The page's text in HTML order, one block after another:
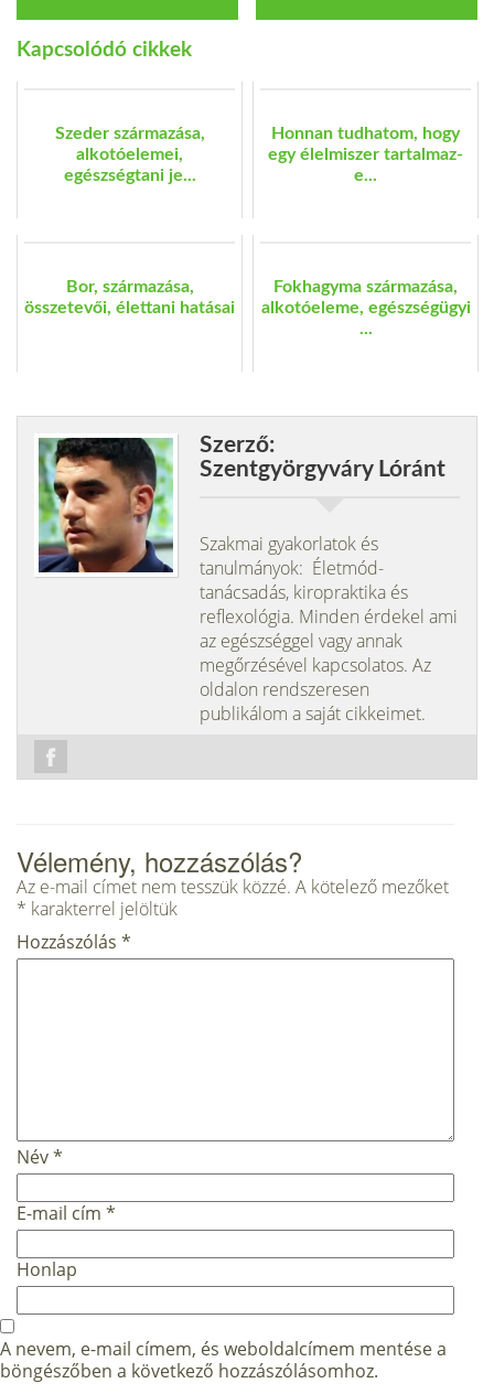
Kapcsolódó cikkek
Szeder származása,
alkotóelemei,
egészségtani je...
Honnan tudhatom, hogy
egy élelmiszer tartalmaz-
e...
Bor, származása,
összetevői, élettani hatásai
Fokhagyma származása,
alkotóeleme, egészségügyi
...
Szerző:
Szentgyörgyváry Lóránt
Szakmai gyakorlatok és
tanulmányok: Életmód-
tanácsadás, kiropraktika és
reflexológia. Minden érdekel ami
az egészséggel vagy annak
megőrzésével kapcsolatos. Az
oldalon rendszeresen
publikálom a saját cikkeimet.
Vélemény, hozzászólás?
Az e-mail címet nem tesszük közzé. A kötelező mezőket
* karakterrel jelöltük
Hozzászólás *
Név*
E-mail cím *
Honlap
A nevem, e-mail címem, és weboldalcímem mentése a
böngészőben a következő hozzászólásomhoz.